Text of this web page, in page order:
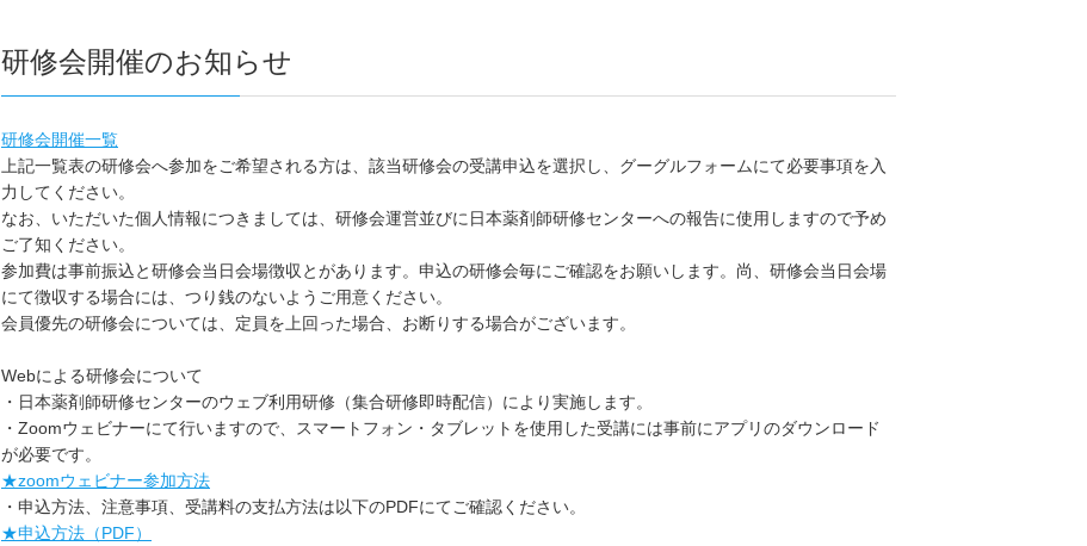
研修会開催のお知らせ
研修会開催一覧
上記一覧表の研修会へ参加をご希望される方は、該当研修会の受講申込を選択し、グーグルフォームにて必要事項を入
力してください。
なお、いただいた個人情報につきましては、研修会運営並びに日本薬剤師研修センターへの報告に使用しますので予め
ご了知ください。
参加費は事前振込と研修会当日会場徴収とがあります。申込の研修会毎にご確認をお願いします。尚、研修会当日会場
にて徴収する場合には、つり銭のないようご用意ください。
会員優先の研修会については、定員を上回った場合、お断りする場合がございます。
Webによる研修会について
・日本薬剤師研修センターのウェブ利用研修（集合研修即時配信）により実施します。
・Zoomウェビナーにて行いますので、スマートフォン・タブレットを使用した受講には事前にアプリのダウンロード
が必要です。
★zoomウェビナー参加方法
・申込方法、注意事項、受講料の支払方法は以下のPDFにてご確認ください。
★申込方法（PDF）